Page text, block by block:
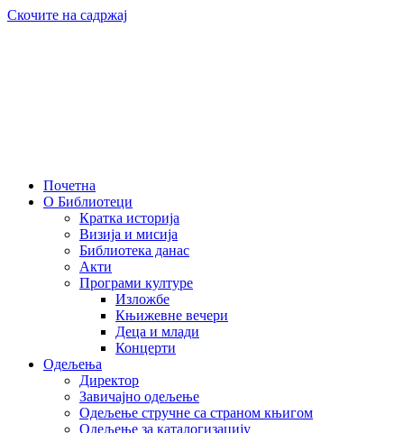
Скочите на садржај
Почетна
О Библиотеци
Кратка историја
Визија и мисија
Библиотека данас
Акти
Програми културе
Изложбе
Књижевне вечери
Деца и млади
Концерти
Одељења
Директор
Завичајно одељење
Одељење стручне са страном књигом
Одељење за каталогизацију